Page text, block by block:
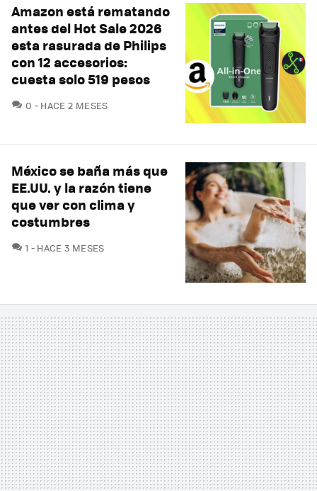
Amazon está rematando
antes del Hot Sale 2026
esta rasurada de Philips
con 12 accesorios:
cuesta solo 519 pesos
0 COMENTARIOS
HACE 2 MESES
México se baña más que
EE.UU. y la razón tiene
que ver con clima y
costumbres
1 COMENTARIOS
HACE 3 MESES